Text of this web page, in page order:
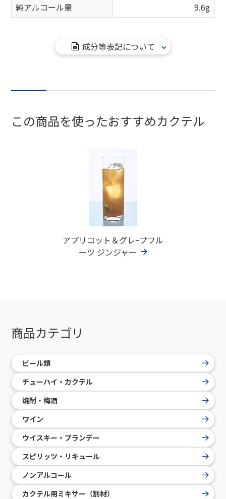
純アルコール量
9.6g
成分等表記について
この商品を使ったおすすめカクテル
アプリコット＆グレｰプフル
ーツ ジンジャー
商品カテゴリ
ビール類
チューハイ・カクテル
焼酎・梅酒
ワイン
ウイスキー・ブランデー
スピリッツ・リキュール
ノンアルコール
カクテル用ミキサー（割材）